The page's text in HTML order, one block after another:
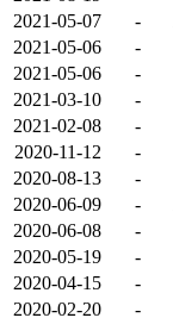
2021-05-07
-
2021-05-06
-
2021-05-06
-
2021-03-10
-
2021-02-08
-
2020-11-12
-
2020-08-13
-
2020-06-09
-
2020-06-08
-
2020-05-19
-
2020-04-15
-
2020-02-20
-